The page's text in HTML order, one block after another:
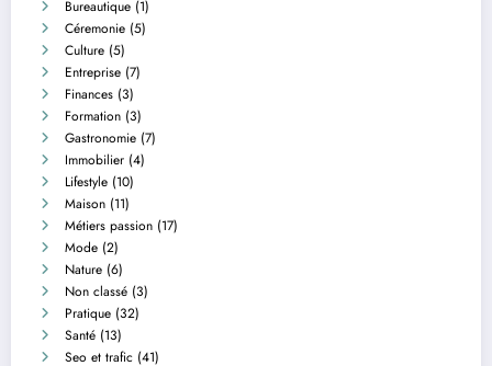
Bureautique (1)
Céremonie (5)
Culture (5)
Entreprise (7)
Finances (3)
Formation (3)
Gastronomie (7)
Immobilier (4)
Lifestyle (10)
Maison (11)
Métiers passion (17)
Mode (2)
Nature (6)
Non classé (3)
Pratique (32)
Santé (13)
Seo et trafic (41)